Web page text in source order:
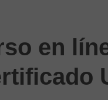
en